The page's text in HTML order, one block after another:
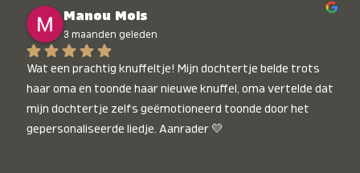
Manou Mols
3 maanden geleden
Wat een prachtig knuffeltje! Mijn dochtertje belde trots
haar oma en toonde haar nieuwe knuffel, oma vertelde dat
mijn dochtertje zelfs geëmotioneerd toonde door het
gepersonaliseerde liedje. Aanrader 💛